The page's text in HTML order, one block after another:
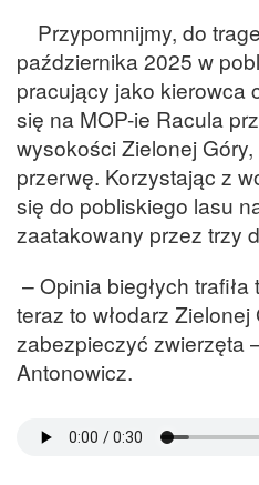
Przypomnijmy, do
października 2025 w
pracujący jako kierowca
się na MOP-ie Racula
wysokości Zielonej
przerwę. Korzystając z
się do pobliskiego lasu
zaatakowany przez trzy
– Opinia biegłych
teraz to włodarz Zielonej
zabezpieczyć zwierzęta
Antonowicz.